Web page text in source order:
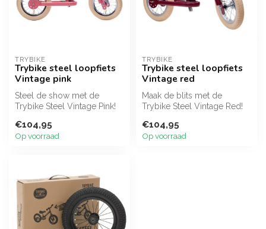
TRYBIKE
Trybike steel loopfiets
Vintage pink
Steel de show met de
Trybike Steel Vintage Pink!
oudroze ...
€104,95
Op voorraad
TRYBIKE
Trybike steel loopfiets
Vintage red
Maak de blits met de
Trybike Steel Vintage Red!
loop...
€104,95
Op voorraad